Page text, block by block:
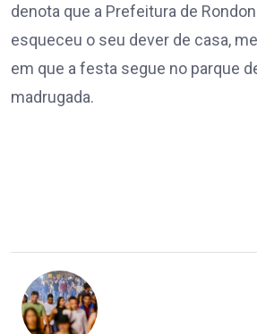
denota que a Prefeitura de
esqueceu o seu dever de casa,
em que a festa segue no parque
madrugada.